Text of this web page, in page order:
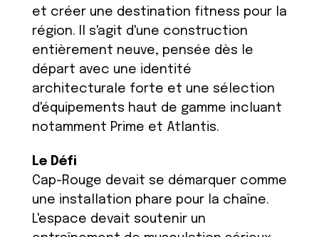
et créer une destination fitness pour la
région. Il s'agit d'une construction
entièrement neuve, pensée dès le
départ avec une identité
architecturale forte et une sélection
d'équipements haut de gamme incluant
notamment Prime et Atlantis.
Le Défi
Cap-Rouge devait se démarquer comme
une installation phare pour la chaîne.
L'espace devait soutenir un